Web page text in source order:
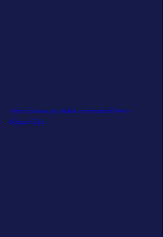
https://www.youtube.com/watch?v=u-
8Ggam2rjo